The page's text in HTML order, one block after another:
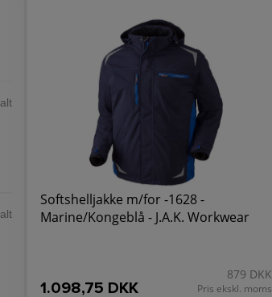
Softshelljakke m/for -1628 -
Marine/Kongeblå - J.A.K. Workwear
1.098,75 DKK
879 DKK
Pris ekskl. moms